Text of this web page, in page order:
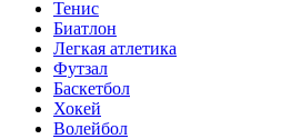
Тенис
Биатлон
Легкая атлетика
Футзал
Баскетбол
Хокей
Волейбол